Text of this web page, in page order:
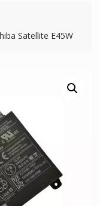
Satellite E45W